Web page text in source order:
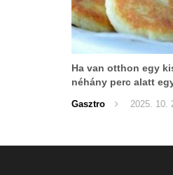
Ha van otthon egy
néhány perc alatt
Gasztro 2025. 10.